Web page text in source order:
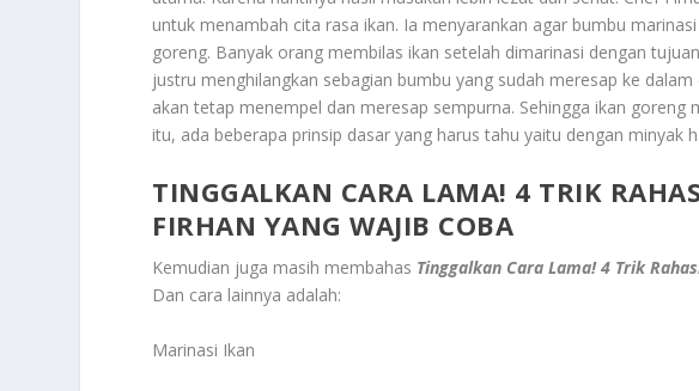
untuk menambah cita rasa ikan. Ia menyarankan agar bumbu
goreng. Banyak orang membilas ikan setelah dimarinasi dengan
justru menghilangkan sebagian bumbu yang sudah meresap ke
akan tetap menempel dan meresap sempurna. Sehingga ikan goreng
itu, ada beberapa prinsip dasar yang harus tahu yaitu dengan minyak
TINGGALKAN CARA LAMA! 4 TRIK
FIRHAN YANG WAJIB COBA
Kemudian juga masih membahas Tinggalkan Cara Lama! 4 Trik
Dan cara lainnya adalah:
Marinasi Ikan